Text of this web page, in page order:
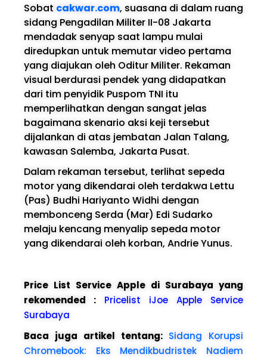
Sobat cakwar.com, suasana di dalam ruang
sidang Pengadilan Militer II-08 Jakarta
mendadak senyap saat lampu mulai
diredupkan untuk memutar video pertama
yang diajukan oleh Oditur Militer. Rekaman
visual berdurasi pendek yang didapatkan
dari tim penyidik Puspom TNI itu
memperlihatkan dengan sangat jelas
bagaimana skenario aksi keji tersebut
dijalankan di atas jembatan Jalan Talang,
kawasan Salemba, Jakarta Pusat.
Dalam rekaman tersebut, terlihat sepeda
motor yang dikendarai oleh terdakwa Lettu
(Pas) Budhi Hariyanto Widhi dengan
membonceng Serda (Mar) Edi Sudarko
melaju kencang menyalip sepeda motor
yang dikendarai oleh korban, Andrie Yunus.
Price List Service Apple di Surabaya yang
rekomended :
Pricelist iJoe Apple Service
Surabaya
Baca juga artikel tentang: Sidang Korupsi
Chromebook: Eks Mendikbudristek Nadiem